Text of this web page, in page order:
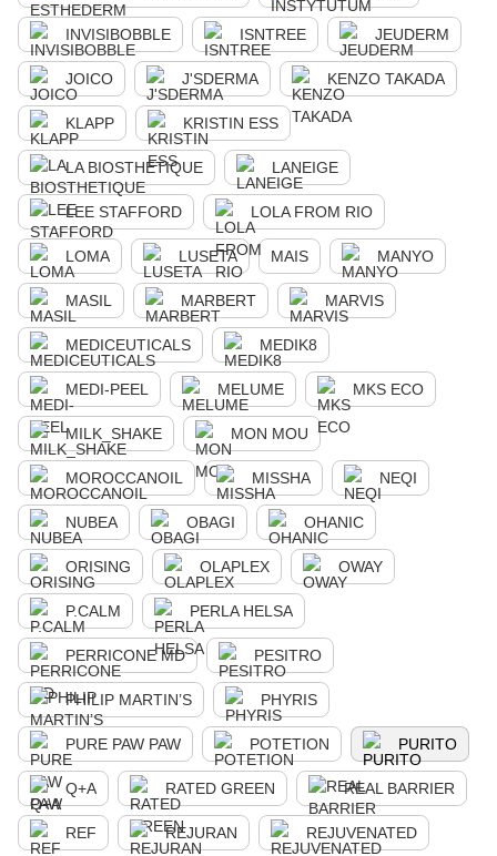
INVISIBOBBLE ISNTREE JEUDERM
JOICO J'SDERMA KENZO TAKADA
KLAPP KRISTIN ESS
LA BIOSTHETIQUE LANEIGE
LEE STAFFORD LOLA FROM RIO
LOMA LUSETA MAIS MANYO
MASIL MARBERT MARVIS
MEDICEUTICALS MEDIK8
MEDI-PEEL MELUME MKS ECO
MILK_SHAKE MON MOU
MOROCCANOIL MISSHA NEQI
NUBEA OBAGI OHANIC
ORISING OLAPLEX OWAY
P.CALM PERLA HELSA
PERRICONE MD PESITRO
PHILIP MARTIN’S PHYRIS
PURE PAW PAW POTETION PURITO
Q+A RATED GREEN REAL BARRIER
REF REJURAN REJUVENATED